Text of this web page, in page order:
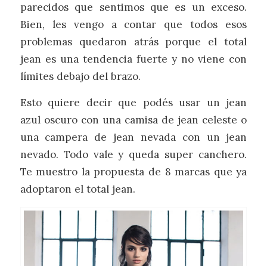
parecidos que sentimos que es un exceso.
Bien, les vengo a contar que todos esos
problemas quedaron atrás porque el total
jean es una tendencia fuerte y no viene con
límites debajo del brazo.
Esto quiere decir que podés usar un jean
azul oscuro con una camisa de jean celeste o
una campera de jean nevada con un jean
nevado. Todo vale y queda super canchero.
Te muestro la propuesta de 8 marcas que ya
adoptaron el total jean.